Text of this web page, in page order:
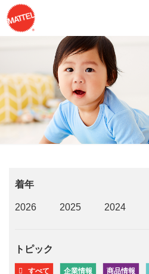
着年
2026 2025 2024
トピック
すべて 企業情報 商品情報